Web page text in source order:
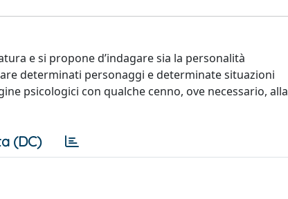
e si propone d’indagare sia la personalità
determinati personaggi e determinate situazioni
psicologici con qualche cenno, ove necessario, alla
(DC)